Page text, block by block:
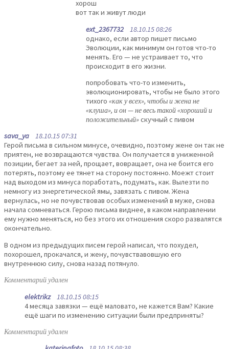
хорош
вот так и живут люди
ext_2367732 18.10.15 08:26
однако, если автор пишет письмо
Эволюции, как минимум он готов что-то
менять. Его — не устраивает то, что
происходит в его жизни.
попробовать что-то изменить,
эволюционировать, чтобы не было этого
тихого «как у всех», чтобы и жена не
«клуша», и он — не весь такой «хороший и
положительный»скучный с пивом
sava_ya 18.10.15 07:31
Герой письма в сильном минусе, очевидно, поэтому жене он так не
приятен, не возвращаются чувства. Он получается в униженной
позиции, бегает за ней, прощает, вовращает, она не боится его
потерять, поэтому ее тянет на сторону постоянно. Моежт стоит
над выходом из минуса поработать, подумать, как. Вылезти по
немногу из энергетической ямы, завязать с пивом. Жена
вернулась, но не почувствовав особых изменений в муже, снова
начала сомневаться. Герою письма виднее, в каком направлении
ему нужно меняться, но без этого их отношения скоро развалятся
окончательно.
В одном из предыдущих писем герой написал, что похудел,
похорошел, прокачался, и жену, почувствавовшую его
внутреннюю силу, снова назад потянуло.
Комментарий удален
elektrikz18.10.15 08:15
4 месяца завязки — ещё маловато, не кажется Вам? Какие
ещё шаги по изменению ситуации были предприняты?
Комментарий удален